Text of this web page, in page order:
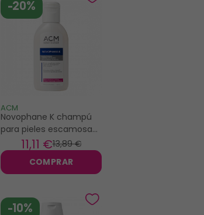
-20%
ACM
Novophane K champú
para pieles escamosas
severas 125ml
13,89 €
11,11 €
COMPRAR
-10%